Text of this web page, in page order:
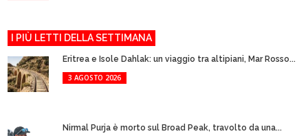
I PIÙ LETTI DELLA SETTIMANA
Eritrea e Isole Dahlak: un viaggio tra altipiani, Mar Rosso...
3 AGOSTO 2026
Nirmal Purja è morto sul Broad Peak, travolto da una...